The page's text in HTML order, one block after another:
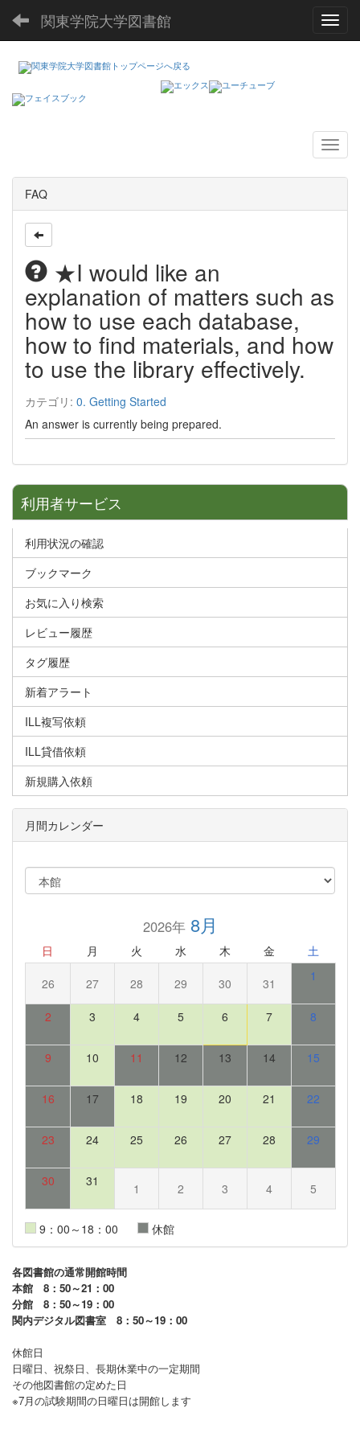
関東学院大学図書館
FAQ
★I would like an
explanation of matters such as
how to use each database,
how to find materials, and how
to use the library effectively.
カテゴリ: 0. Getting Started
An answer is currently being prepared.
利用者サービス
利用状況の確認
ブックマーク
お気に入り検索
レビュー履歴
タグ履歴
新着アラート
ILL複写依頼
ILL貸借依頼
新規購入依頼
月間カレンダー
2026年8月
日 月 火 水 木 金 土
26 27 28 29 30 31 1
2 3 4 5 6 7 8
9 10 11 12 13 14 15
16 17 18 19 20 21 22
23 24 25 26 27 28 29
30 31 1 2 3 4 5
9：00～18：00 休館
各図書館の通常開館時間
本館 8：50～21：00
分館 8：50～19：00
関内デジタル図書室 8：50～19：00
休館日
日曜日、祝祭日、長期休業中の一定期間
その他図書館の定めた日
※7月の試験期間の日曜日は開館します